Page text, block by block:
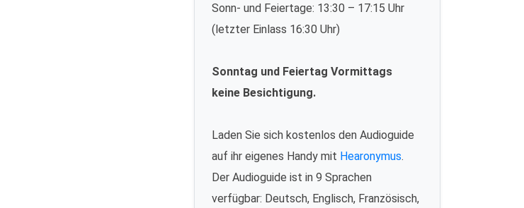
Sonn- und Feiertage: 13:30 – 17:15 Uhr
(letzter Einlass 16:30 Uhr)
Sonntag und Feiertag Vormittags
keine Besichtigung.
Laden Sie sich kostenlos den Audioguide
auf ihr eigenes Handy mit Hearonymus.
Der Audioguide ist in 9 Sprachen
verfügbar: Deutsch, Englisch, Französisch,